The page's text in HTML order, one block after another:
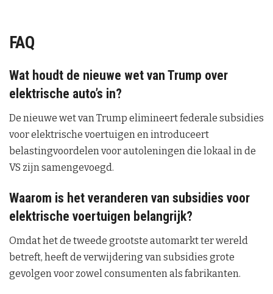
FAQ
Wat houdt de nieuwe wet van Trump over
elektrische auto’s in?
De nieuwe wet van Trump elimineert federale subsidies
voor elektrische voertuigen en introduceert
belastingvoordelen voor autoleningen die lokaal in de
VS zijn samengevoegd.
Waarom is het veranderen van subsidies voor
elektrische voertuigen belangrijk?
Omdat het de tweede grootste automarkt ter wereld
betreft, heeft de verwijdering van subsidies grote
gevolgen voor zowel consumenten als fabrikanten.